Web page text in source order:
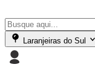
Laranjeiras do Sul